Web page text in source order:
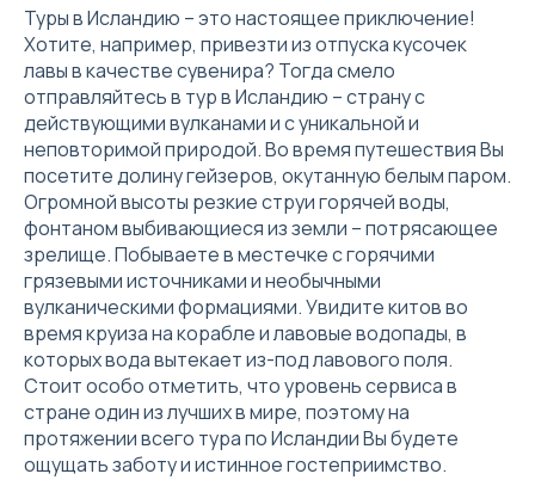
Туры в Исландию – это настоящее приключение!
Хотите, например, привезти из отпуска кусочек
лавы в качестве сувенира? Тогда смело
отправляйтесь в тур в Исландию – страну с
действующими вулканами и с уникальной и
неповторимой природой. Во время путешествия Вы
посетите долину гейзеров, окутанную белым паром.
Огромной высоты резкие струи горячей воды,
фонтаном выбивающиеся из земли – потрясающее
зрелище. Побываете в местечке с горячими
грязевыми источниками и необычными
вулканическими формациями. Увидите китов во
время круиза на корабле и лавовые водопады, в
которых вода вытекает из-под лавового поля.
Стоит особо отметить, что уровень сервиса в
стране один из лучших в мире, поэтому на
протяжении всего тура по Исландии Вы будете
ощущать заботу и истинное гостеприимство.